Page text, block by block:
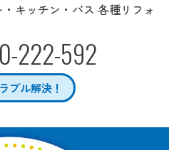
・キッチン・バス 各種リフォ
222-592
ブル解決！